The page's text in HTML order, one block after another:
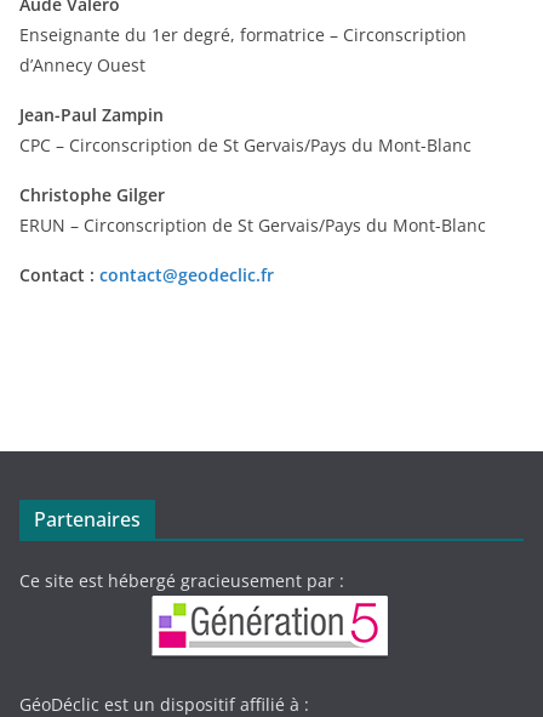
Enseignante du 1er degré, formatrice – Circonscription
d’Annecy Ouest
Jean-Paul Zampin
CPC – Circonscription de St Gervais/Pays du Mont-Blanc
Christophe Gilger
ERUN – Circonscription de St Gervais/Pays du Mont-Blanc
Contact : contact@geodeclic.fr
Partenaires
Ce site est hébergé gracieusement par :
GéoDéclic est un dispositif affilié à :